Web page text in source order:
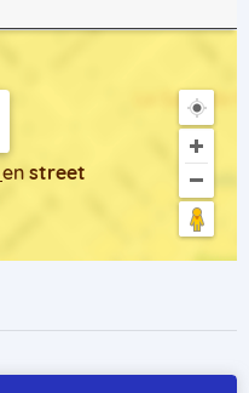
en street